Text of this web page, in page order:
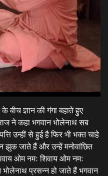
के बीच ज्ञान की गंगा बहाते हुए
ने कहा भगवान भोलेनाथ सब
उन्हीं से हुई है फिर भी भक्त चाहे
झुक जाते हैं और उन्हें मनोवांछित
ओम नमः शिवाय ओम नमः
प्रसन्न हो जाते हैं भगवान